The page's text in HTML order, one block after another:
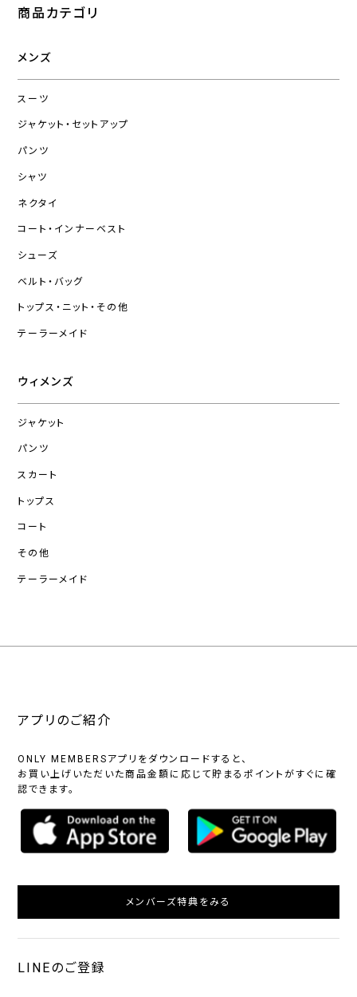
商品カテゴリ
メンズ
スーツ
ジャケット・セットアップ
パンツ
シャツ
ネクタイ
コート・インナーベスト
シューズ
ベルト・バッグ
トップス・ニット・その他
テーラーメイド
ウィメンズ
ジャケット
パンツ
スカート
トップス
コート
その他
テーラーメイド
アプリのご紹介
ONLY MEMBERSアプリをダウンロードすると、
お買い上げいただいた商品金額に応じて貯まるポイントがすぐに確
認できます。
メンバーズ特典をみる
LINEのご登録